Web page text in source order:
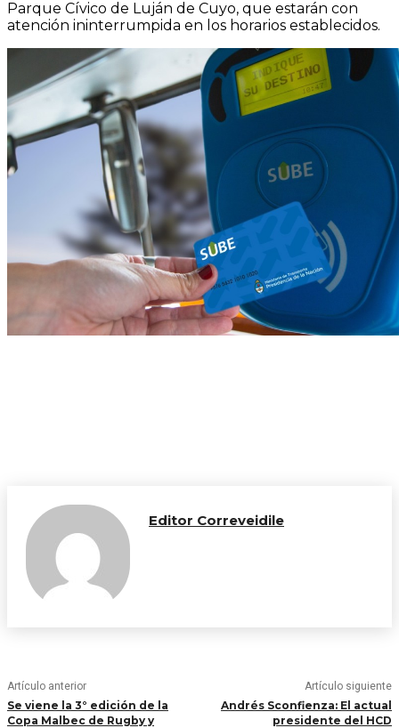
Parque Cívico de Luján de Cuyo, que estarán con
atención ininterrumpida en los horarios establecidos.
Editor Correveidile
Artículo anterior
Se viene la 3° edición de la
Copa Malbec de Rugby y
Artículo siguiente
Andrés Sconfienza: El actual
presidente del HCD